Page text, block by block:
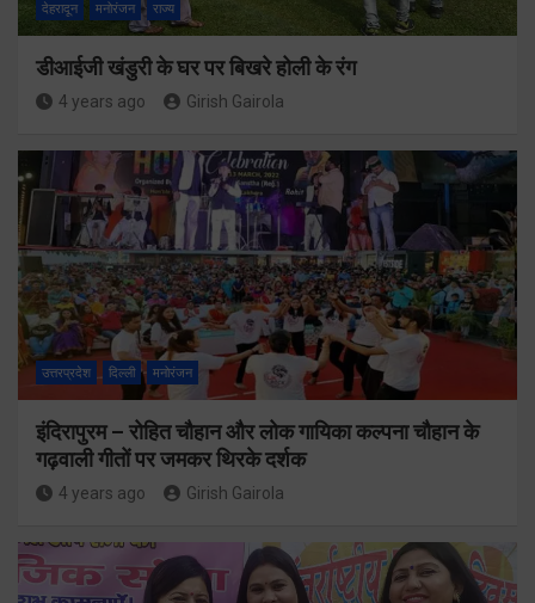
देहरादून मनोरंजन राज्य
डीआईजी खंडुरी के घर पर बिखरे होली के रंग
4 years ago Girish Gairola
उत्तरप्रदेश दिल्ली मनोरंजन
इंदिरापुरम – रोहित चौहान और लोक गायिका कल्पना चौहान के
गढ़वाली गीतों पर जमकर थिरके दर्शक
4 years ago Girish Gairola